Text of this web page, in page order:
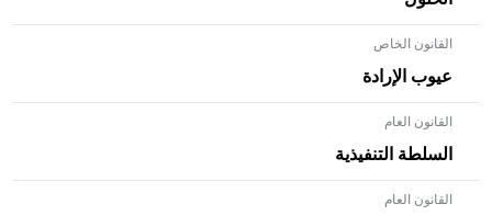
القانون الخاص
عيوب الإرادة
القانون العام
السلطة التنفيذية
القانون العام
- هل تعلم أن الأبلق نوع من الفنون الهندسية التي ارتبطت